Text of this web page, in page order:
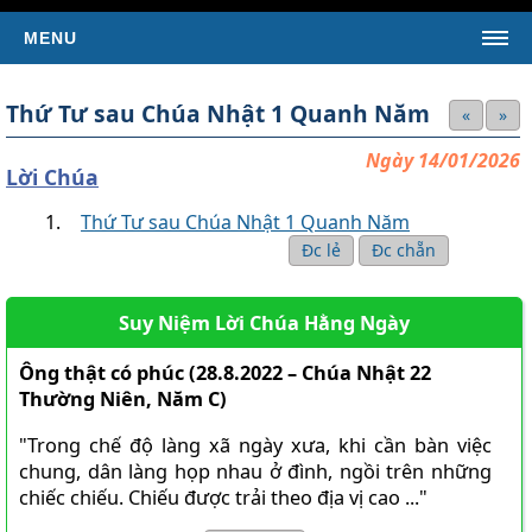
MENU
Tin Giáo Hội Hoàn Vũ
KINH THÁNH
SÁCH TÂN ƯỚC
Kinh Thánh Tân Ước (Bản dịch của LM Nguyễn Thế
Thuấn)
Kinh Thánh Tân Ước (Bản dịch Việt ngữ của Nhóm Phiên
Dịch Các Giờ Kinh Phụng Vụ)
SÁCH CỰU ƯỚC
Thứ Tư sau Chúa Nhật 1 Quanh Năm »
«
Ngày 14/01/2026
Lời Chúa
Thứ Tư sau Chúa Nhật 1 Quanh Năm
Đc chẵn
Đc lẻ
Suy Niệm Lời Chúa Hằng Ngày
Ông thật có phúc (28.8.2022 – Chúa Nhật 22
Thường Niên, Năm C)
"Trong chế độ làng xã ngày xưa, khi cần bàn việc
chung, dân làng họp nhau ở đình, ngồi trên những
chiếc chiếu. Chiếu được trải theo địa vị cao ..."